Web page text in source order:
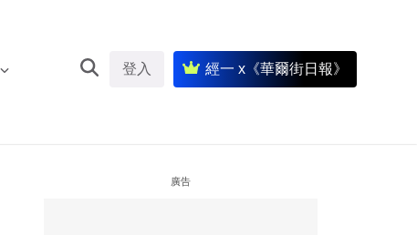
登入 經一 x《華爾街日報》
廣告